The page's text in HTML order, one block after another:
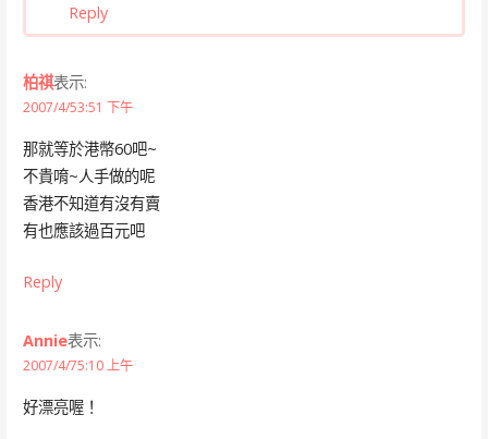
Reply
柏祺表示:
2007/4/53:51 下午
那就等於港幣60吧~
不貴唷~人手做的呢
香港不知道有沒有賣
有也應該過百元吧
Reply
Annie表示:
2007/4/75:10 上午
好漂亮喔！